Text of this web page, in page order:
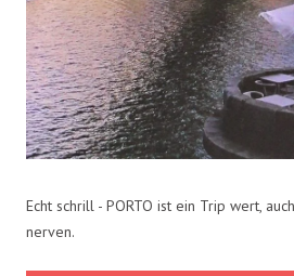
Echt schrill - PORTO ist ein Trip wert,
nerven.